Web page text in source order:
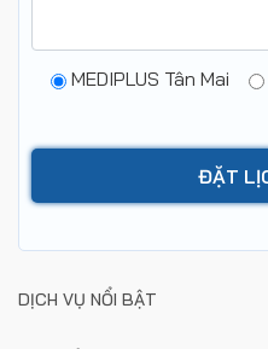
MEDIPLUS Tân Mai
DỊCH VỤ NỔI BẬT